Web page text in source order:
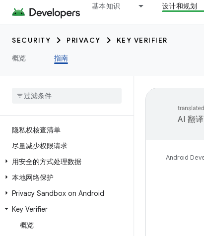
基本知识 设计和规划
SECURITY PRIVACY
KEY VERIFIER
概览
指南
隐私权核查清单
尽量减少权限请求
用安全的方式处理数据
本地网络保护
Privacy Sandbox on Android
Key Verifier
概览
AI 翻
Android